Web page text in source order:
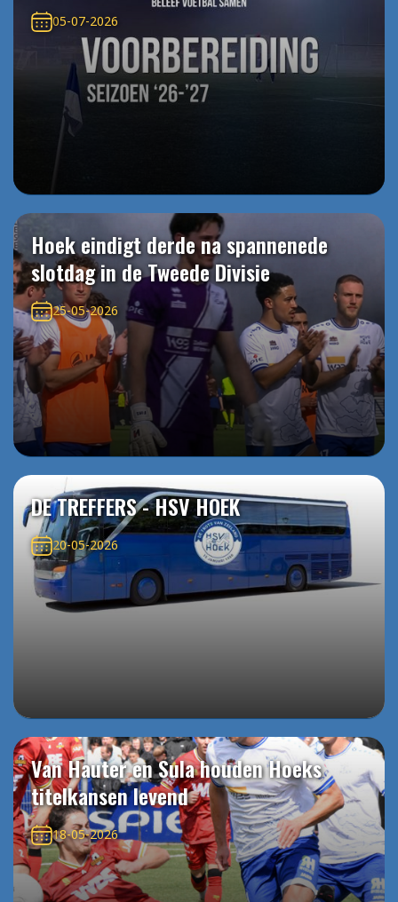
05-07-2026
Hoek eindigt derde na spannenede
slotdag in de Tweede Divisie
25-05-2026
DE TREFFERS - HSV HOEK
20-05-2026
Van Hauter en Sula houden Hoeks
titelkansen levend
18-05-2026